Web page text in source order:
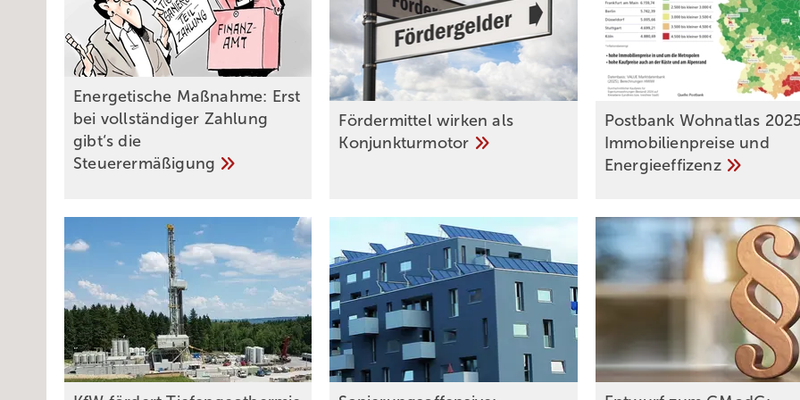
Energetische Maßnahme: Erst
bei vollständiger Zahlung
gibt‘s die
Steuerermäßigung
Fördermittel wirken als
Konjunkturmotor
Postbank Wohnatlas
Immobilienpreise und
Energieeffizenz